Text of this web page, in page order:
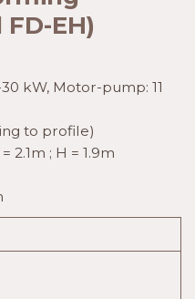
EH)
kW, Motor-pump: 11
to profile)
2.1m ; H = 1.9m